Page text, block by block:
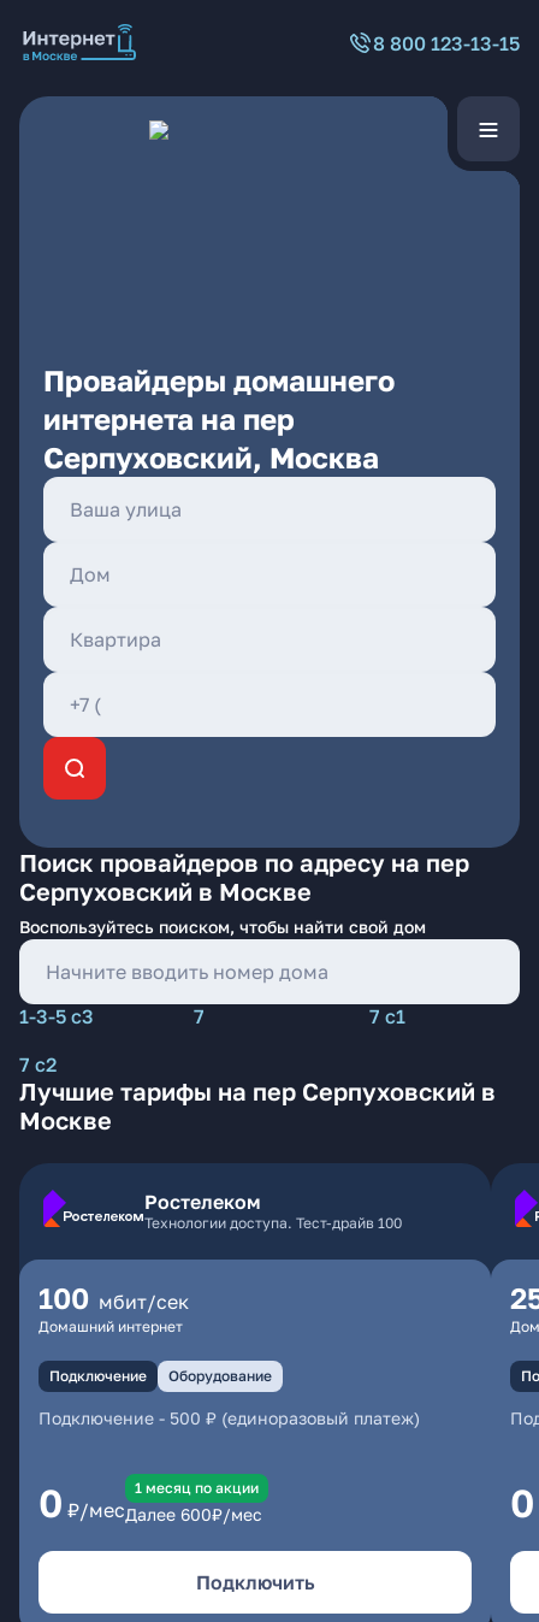
8 800 123-13-15
Провайдеры домашнего
интернета на пер
Серпуховский, Москва
Поиск провайдеров по адресу на пер
Серпуховский в Москве
Воспользуйтесь поиском, чтобы найти свой дом
1-3-5 с3 7
7 с1
7 с2
Лучшие тарифы на пер Серпуховский в
Москве
Ростелеком
Технологии доступа. Тест-драйв 100
100 мбит/сек
Домашний интернет
Подключение Оборудование
Подключение - 500 ₽ (единоразовый платеж)
0 ₽/мес
1 месяц по акции
Далее 600₽/мес
Подключить
0